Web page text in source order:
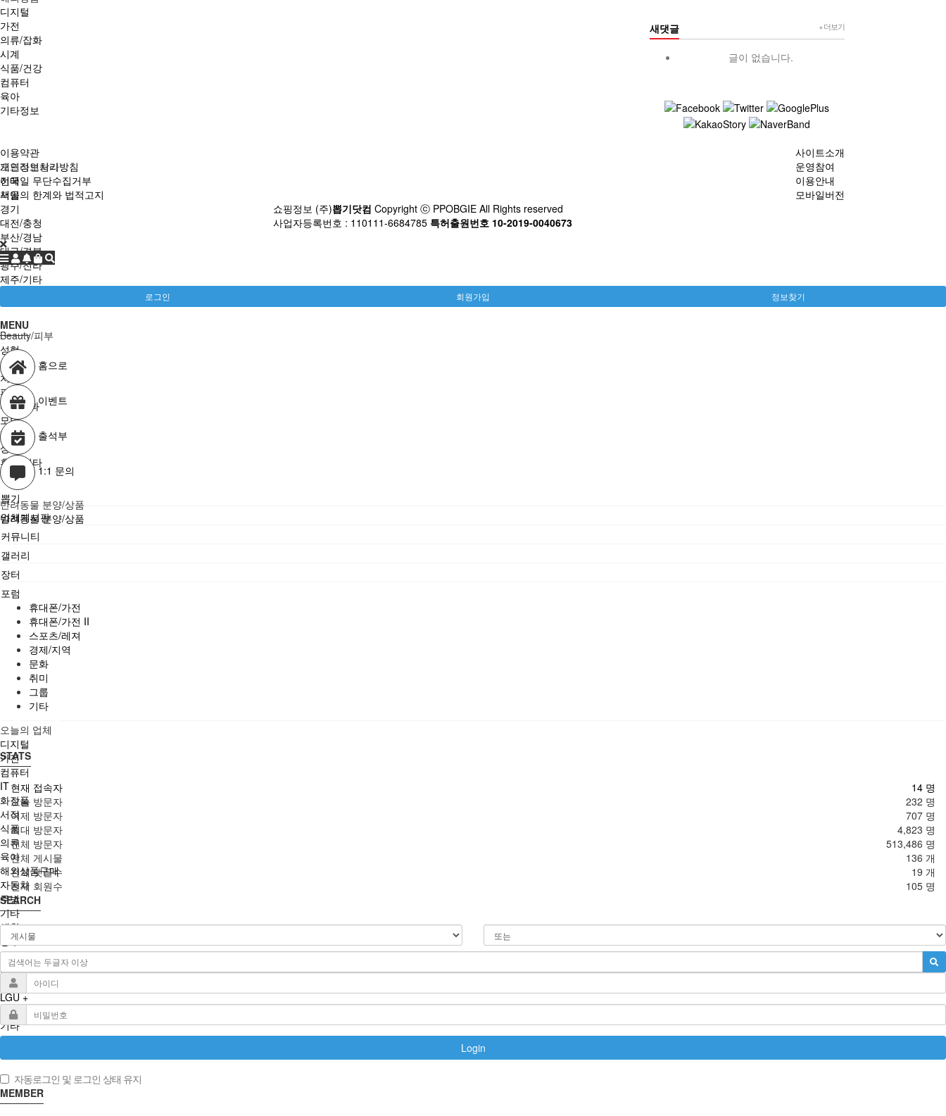
디지털
가전
의류/잡화
시계
식품/건강
컴퓨터
육아
기타정보
오프라인상가
전국
서울
경기
대전/충청
부산/경남
대구/경북
광주/전라
제주/기타
Beauty/피부
성형
안과
치과
피부과
비뇨기과
모발
반영구
상품
후기/기타
반려동물 분양/상품
반려동물 분양/상품
오늘의 업체
디지털
가전
컴퓨터
IT
화장품
서적
식품
의류
육아
해외상품구매
자동차
주방
기타
생활
공구
휴대폰
SKT
KT
LGU +
알뜰폰
기타
+ 더보기
새댓글
글이 없습니다.
이용약관
개인정보처리방침
이메일 무단수집거부
책임의 한계와 법적고지
사이트소개
운영참여
이용안내
모바일버전
쇼핑정보 (주)뽑기닷컴 Copyright ⓒ PPOBGIE All Rights reserved
사업자등록번호 : 110111-6684785 특허출원번호 10-2019-0040673
로그인 회원가입 정보찾기
MENU
홈으로
이벤트
출석부
1:1 문의
뽑기
업체게시판
커뮤니티
갤러리
장터
포럼
휴대폰/가전
휴대폰/가전 II
스포츠/레져
경제/지역
문화
취미
그룹
기타
STATS
14 명
현재 접속자
232 명
오늘 방문자
707 명
어제 방문자
4,823 명
최대 방문자
513,486 명
전체 방문자
136 개
전체 게시물
19 개
전체 댓글수
105 명
전체 회원수
SEARCH
Login
자동로그인 및 로그인 상태 유지
MEMBER